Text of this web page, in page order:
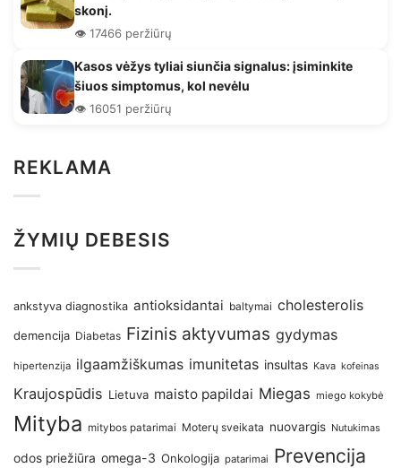
skonį.
👁️ 17466 peržiūrų
Kasos vėžys tyliai siunčia signalus: įsiminkite
šiuos simptomus, kol nevėlu
👁️ 16051 peržiūrų
REKLAMA
ŽYMIŲ DEBESIS
ankstyva diagnostika antioksidantai baltymai cholesterolis
demencija Diabetas Fizinis aktyvumas gydymas
hipertenzija ilgaamžiškumas imunitetas insultas Kava kofeinas
Kraujospūdis Lietuva maisto papildai Miegas miego kokybė
Mityba mitybos patarimai Moterų sveikata nuovargis Nutukimas
odos priežiūra omega-3 Onkologija patarimai Prevencija